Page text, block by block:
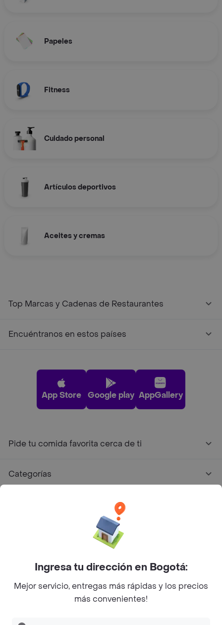
Papeles
Fitness
Cuidado personal
Artículos deportivos
Aceites y cremas
Top Marcas y Cadenas de Restaurantes
Encuéntranos en estos países
App Store Google play AppGallery
Pide tu comida favorita cerca de ti
Categorías
Facebook
Twitter
Instagram
©2026Rappi Inc. All rights reserved.
Ingresa tu dirección en Bogotá:
Mejor servicio, entregas más rápidas y los precios
más convenientes!